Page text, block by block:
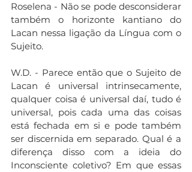
Roselena - Não se pode desconsiderar
também o horizonte kantiano do
Lacan nessa ligação da Língua com o
Sujeito.
W.D. - Parece então que o Sujeito de
Lacan é universal intrinsecamente,
qualquer coisa é universal daí, tudo é
universal, pois cada uma das coisas
está fechada em si e pode também
ser discernida em separado. Qual é a
diferença disso com a ideia do
Inconsciente coletivo? Em que essas